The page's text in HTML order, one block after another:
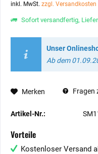
inkl. MwSt. zzgl. Versandkosten
Sofort versandfertig,
Unser
Ab dem
Merken Fragen
Artikel-Nr.:
Vorteile
Kostenloser Versand